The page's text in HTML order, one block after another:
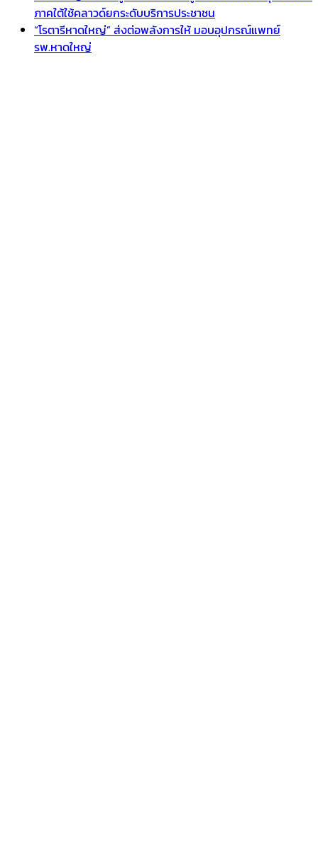
ภาคใต้ใช้คลาวด์ยกระดับบริการประชาชน
“โรตารีหาดใหญ่” ส่งต่อพลังการให้ มอบอุปกรณ์แพทย์
รพ.หาดใหญ่